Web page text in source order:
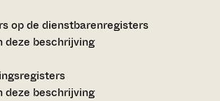
op de dienstbarenregisters
deze beschrijving
deze beschrijving